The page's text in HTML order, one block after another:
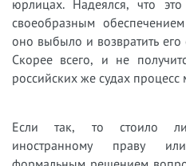
юрлицах. Надеялся, что это
своеобразным
оно выбыло и возвратить
Скорее всего, и не
российских же судах процесс
Если так, то стоило ли
иностранному праву